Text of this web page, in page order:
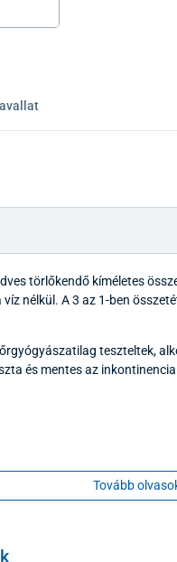
törlőkendő kíméletes
nélkül. A 3 az 1-ben
teszteltek,
és mentes az
Tovább